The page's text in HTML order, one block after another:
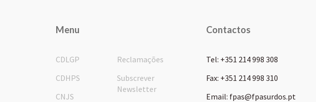
Menu
CDLGP
CDHPS
CNJS
Reclamações
Subscrever
Newsletter
Contactos
Tel: +351 214 998 308
Fax: +351 214 998 310
Email: fpas@fpasurdos.pt